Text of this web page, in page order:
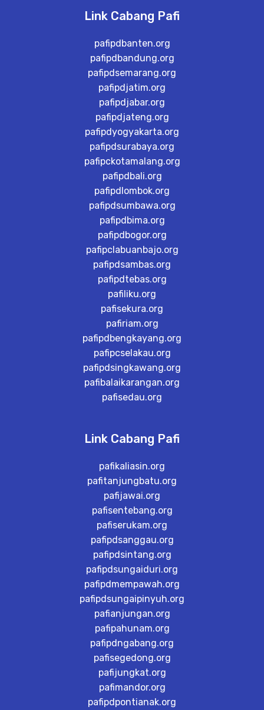
Link Cabang Pafi
pafipdbanten.org
pafipdbandung.org
pafipdsemarang.org
pafipdjatim.org
pafipdjabar.org
pafipdjateng.org
pafipdyogyakarta.org
pafipdsurabaya.org
pafipckotamalang.org
pafipdbali.org
pafipdlombok.org
pafipdsumbawa.org
pafipdbima.org
pafipdbogor.org
pafipclabuanbajo.org
pafipdsambas.org
pafipdtebas.org
pafiliku.org
pafisekura.org
pafiriam.org
pafipdbengkayang.org
pafipcselakau.org
pafipdsingkawang.org
pafibalaikarangan.org
pafisedau.org
Link Cabang Pafi
pafikaliasin.org
pafitanjungbatu.org
pafijawai.org
pafisentebang.org
pafiserukam.org
pafipdsanggau.org
pafipdsintang.org
pafipdsungaiduri.org
pafipdmempawah.org
pafipdsungaipinyuh.org
pafianjungan.org
pafipahunam.org
pafipdngabang.org
pafisegedong.org
pafijungkat.org
pafimandor.org
pafipdpontianak.org